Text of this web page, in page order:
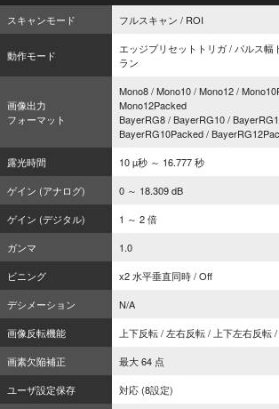
スキャンモード
フルスキャン / ROI
動作モード
エッジプリセットトリガ / パルス幅
ラン
画像出力
フォーマット
Mono8 / Mono10 / Mono12 /
Mono12Packed
BayerRG8 / BayerRG10 /
BayerRG10Packed /
露光時間
10 µ秒 ～ 16.777 秒
ゲイン (アナログ)
0 ～ 18.309 dB
ゲイン (デジタル)
1 ～ 2 倍
ガンマ
1.0
ビニング
x2 水平垂直同時 / Off
デシメーション
N/A
画像反転機能
上下反転 / 左右反転 / 上下左右反転
画素欠陥補正
最大 64 点
ユーザ設定保存
対応 (8設定)